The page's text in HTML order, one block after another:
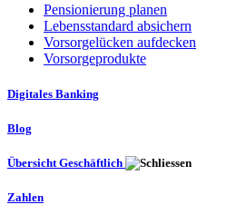
Pensionierung planen
Lebensstandard absichern
Vorsorgelücken aufdecken
Vorsorgeprodukte
Digitales Banking
Blog
Übersicht Geschäftlich
Zahlen